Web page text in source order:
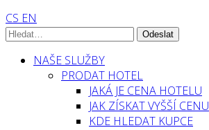
CS EN
NAŠE SLUŽBY
PRODAT HOTEL
JAKÁ JE CENA HOTELU
JAK ZÍSKAT VYŠŠÍ CENU
KDE HLEDAT KUPCE